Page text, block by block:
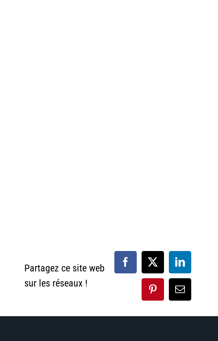
Partagez ce site web
sur les réseaux !